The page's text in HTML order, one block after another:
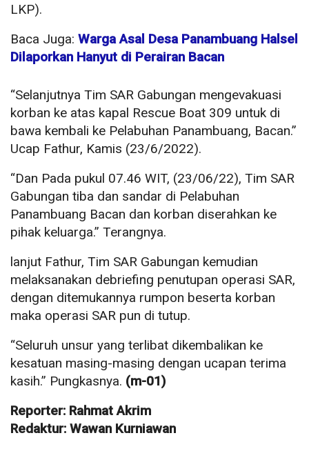
LKP).
Baca Juga: Warga Asal Desa Panambuang Halsel
Dilaporkan Hanyut di Perairan Bacan
“Selanjutnya Tim SAR Gabungan mengevakuasi
korban ke atas kapal Rescue Boat 309 untuk di
bawa kembali ke Pelabuhan Panambuang, Bacan.”
Ucap Fathur, Kamis (23/6/2022).
“Dan Pada pukul 07.46 WIT, (23/06/22), Tim SAR
Gabungan tiba dan sandar di Pelabuhan
Panambuang Bacan dan korban diserahkan ke
pihak keluarga.” Terangnya.
lanjut Fathur, Tim SAR Gabungan kemudian
melaksanakan debriefing penutupan operasi SAR,
dengan ditemukannya rumpon beserta korban
maka operasi SAR pun di tutup.
“Seluruh unsur yang terlibat dikembalikan ke
kesatuan masing-masing dengan ucapan terima
kasih.” Pungkasnya. (m-01)
Reporter: Rahmat Akrim
Redaktur: Wawan Kurniawan